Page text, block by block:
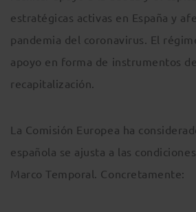
estratégicas activas en España y
pandemia del coronavirus. El
apoyo en forma de instrumentos
recapitalización.
La Comisión Europea ha
española se ajusta a las
Marco Temporal. Concretamente: